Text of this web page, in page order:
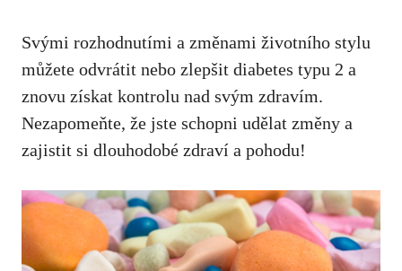
Svými​ rozhodnutími a změnami životního ⁢stylu
můžete‍ odvrátit nebo zlepšit diabetes typu 2 a
znovu‌ získat kontrolu ​nad svým zdravím.
Nezapomeňte, že jste schopni udělat změny a
⁢zajistit si dlouhodobé zdraví a pohodu!